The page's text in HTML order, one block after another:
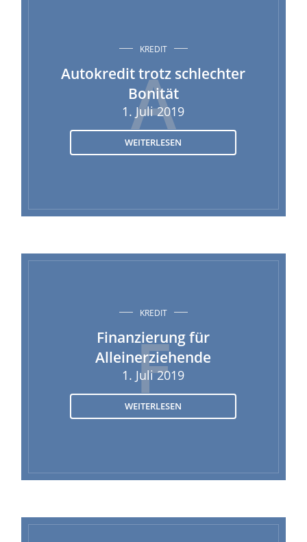
A
KREDIT
Autokredit trotz schlechter
Bonität
1. Juli 2019
WEITERLESEN
F
KREDIT
Finanzierung für
Alleinerziehende
1. Juli 2019
WEITERLESEN